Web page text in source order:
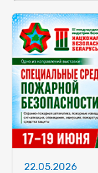
22.05.2026